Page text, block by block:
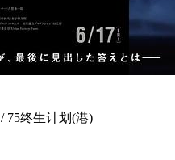
终生计划(港)